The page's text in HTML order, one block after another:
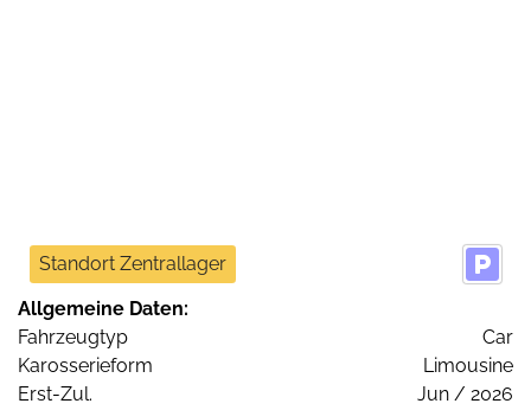
Standort Zentrallager
Allgemeine Daten:
Fahrzeugtyp
Car
Karosserieform
Limousine
Erst-Zul.
Jun / 2026